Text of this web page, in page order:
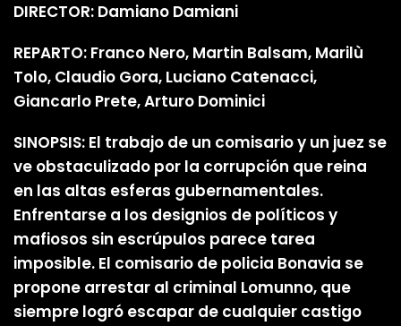
DIRECTOR: Damiano Damiani
REPARTO: Franco Nero, Martin Balsam, Marilù
Tolo, Claudio Gora, Luciano Catenacci,
Giancarlo Prete, Arturo Dominici
SINOPSIS: El trabajo de un comisario y un juez se
ve obstaculizado por la corrupción que reina
en las altas esferas gubernamentales.
Enfrentarse a los designios de políticos y
mafiosos sin escrúpulos parece tarea
imposible. El comisario de policia Bonavia se
propone arrestar al criminal Lomunno, que
siempre logró escapar de cualquier castigo